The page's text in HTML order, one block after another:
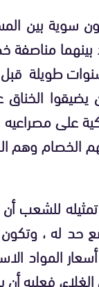
سوية بين
بينهما
لسنوات طويلة
الخناق
على مصراعيه
الخصام
للشعب
حد له ،
المواد
فعليه أن